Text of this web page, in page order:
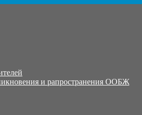
и рапространения ООБЖ